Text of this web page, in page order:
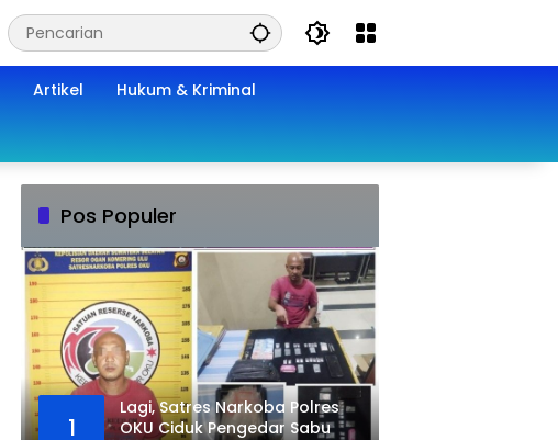
Artikel Hukum & Kriminal
Pos Populer
1
Lagi, Satres Narkoba Polres
OKU Ciduk Pengedar Sabu